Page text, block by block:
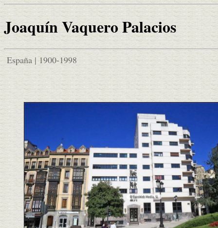
Joaquín Vaquero Palacios
España | 1900-1998